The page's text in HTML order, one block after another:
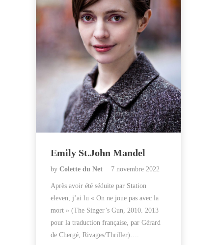
Emily St.John Mandel
by Colette du Net 7 novembre 2022
Après avoir été séduite par Station
eleven, j’ai lu « On ne joue pas avec la
mort » (The Singer’s Gun, 2010. 2013
pour la traduction française, par Gérard
de Chergé, Rivages/Thriller)….